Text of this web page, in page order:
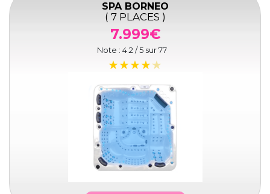
SPA BORNEO
( 7 PLACES )
7.999€
Note : 4.2 / 5 sur77